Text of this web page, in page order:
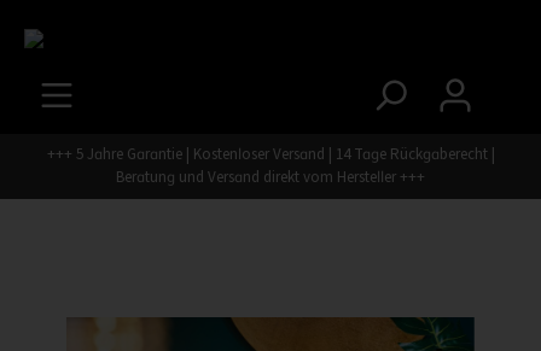
+++ 5 Jahre Garantie | Kostenloser Versand | 14 Tage Rückgaberecht |
Beratung und Versand direkt vom Hersteller +++